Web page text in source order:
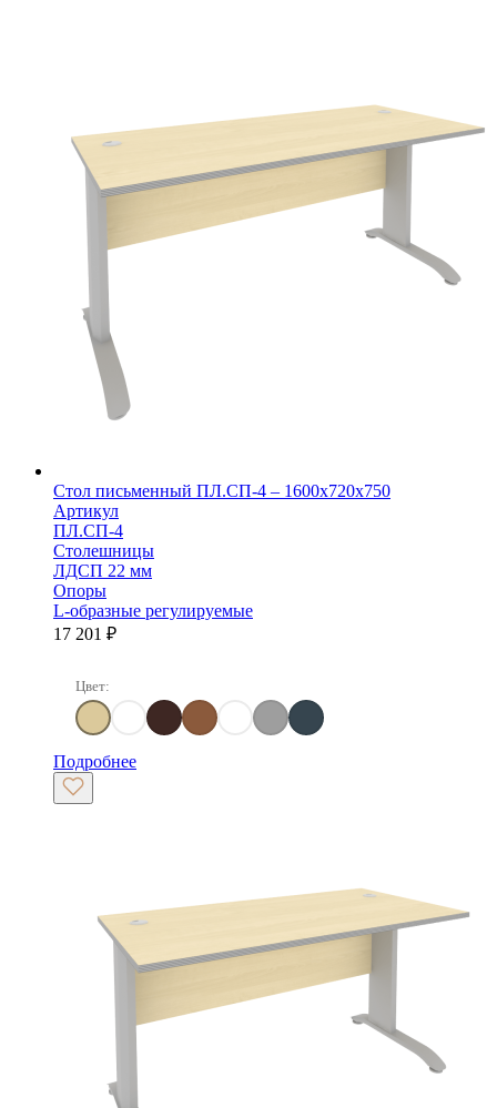
Стол письменный ПЛ.СП-4 – 1600х720х750
Артикул
ПЛ.СП-4
Столешницы
ЛДСП 22 мм
Опоры
L-образные регулируемые
17 201 ₽
Цвет:
Клен Клен/Металлик
Венге ЦавоОрех гварнери
Белый Серый Антрацит
Подробнее